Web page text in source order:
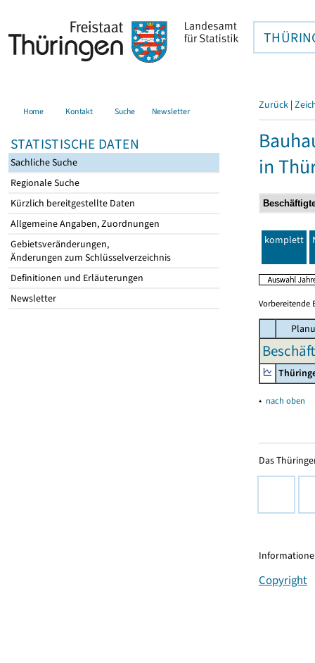
Home Kontakt Suche Newsletter
STATISTISCHE DATEN
Sachliche Suche
Regionale Suche
Kürzlich bereitgestellte Daten
Allgemeine Angaben, Zuordnungen
Gebietsveränderungen,
Änderungen zum Schlüsselverzeichnis
Definitionen und Erläuterungen
Newsletter
Zurück |
in
komplett
Vorbereitende
▴ nach oben
Das
Copyright